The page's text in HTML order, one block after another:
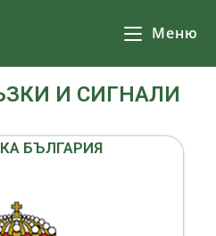
Меню
И СИГНАЛИ
БЪЛГАРИЯ